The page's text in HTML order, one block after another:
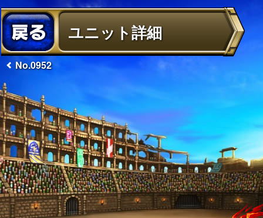
ユニット詳細
No.0952